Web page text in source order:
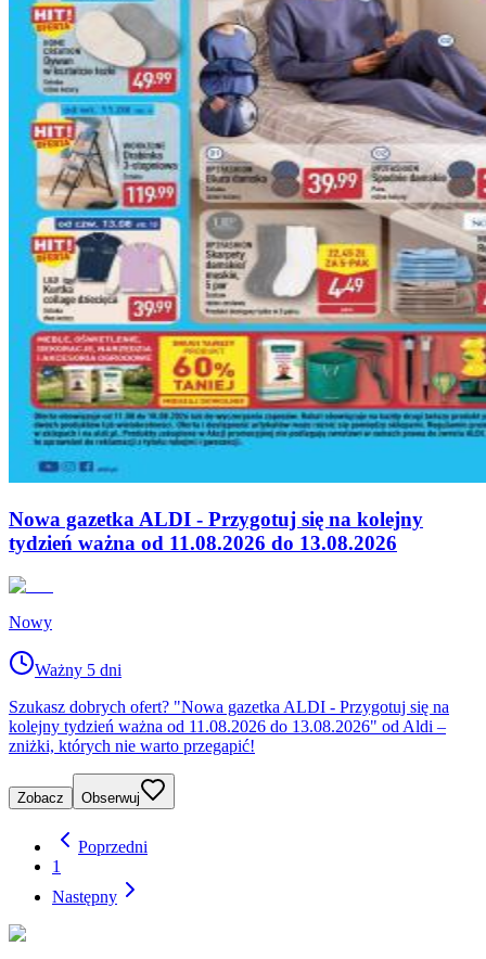
Nowa gazetka ALDI - Przygotuj się na kolejny
tydzień ważna od 11.08.2026 do 13.08.2026
Nowy
Ważny 5 dni
Szukasz dobrych ofert? "Nowa gazetka ALDI - Przygotuj się na
kolejny tydzień ważna od 11.08.2026 do 13.08.2026" od Aldi –
zniżki, których nie warto przegapić!
Zobacz Obserwuj
Poprzedni
1
Następny